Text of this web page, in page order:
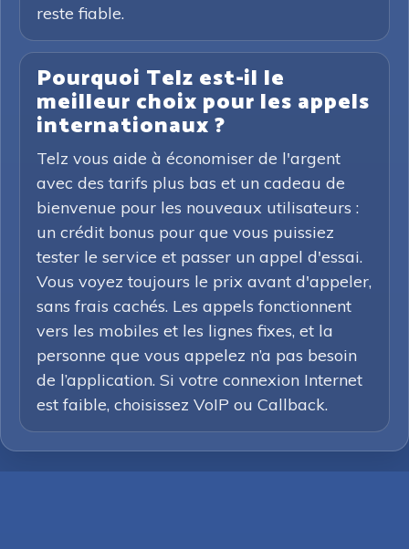
reste fiable.
Pourquoi Telz est-il le
meilleur choix pour les appels
internationaux ?
Telz vous aide à économiser de l'argent
avec des tarifs plus bas et un cadeau de
bienvenue pour les nouveaux utilisateurs :
un crédit bonus pour que vous puissiez
tester le service et passer un appel d'essai.
Vous voyez toujours le prix avant d'appeler,
sans frais cachés. Les appels fonctionnent
vers les mobiles et les lignes fixes, et la
personne que vous appelez n’a pas besoin
de l’application. Si votre connexion Internet
est faible, choisissez VoIP ou Callback.